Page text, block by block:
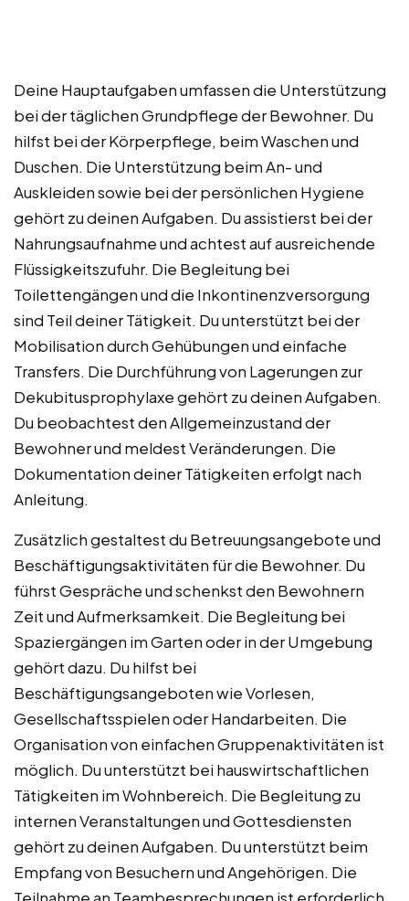
Deine Hauptaufgaben umfassen die Unterstützung
bei der täglichen Grundpflege der Bewohner. Du
hilfst bei der Körperpflege, beim Waschen und
Duschen. Die Unterstützung beim An- und
Auskleiden sowie bei der persönlichen Hygiene
gehört zu deinen Aufgaben. Du assistierst bei der
Nahrungsaufnahme und achtest auf ausreichende
Flüssigkeitszufuhr. Die Begleitung bei
Toilettengängen und die Inkontinenzversorgung
sind Teil deiner Tätigkeit. Du unterstützt bei der
Mobilisation durch Gehübungen und einfache
Transfers. Die Durchführung von Lagerungen zur
Dekubitusprophylaxe gehört zu deinen Aufgaben.
Du beobachtest den Allgemeinzustand der
Bewohner und meldest Veränderungen. Die
Dokumentation deiner Tätigkeiten erfolgt nach
Anleitung.
Zusätzlich gestaltest du Betreuungsangebote und
Beschäftigungsaktivitäten für die Bewohner. Du
führst Gespräche und schenkst den Bewohnern
Zeit und Aufmerksamkeit. Die Begleitung bei
Spaziergängen im Garten oder in der Umgebung
gehört dazu. Du hilfst bei
Beschäftigungsangeboten wie Vorlesen,
Gesellschaftsspielen oder Handarbeiten. Die
Organisation von einfachen Gruppenaktivitäten ist
möglich. Du unterstützt bei hauswirtschaftlichen
Tätigkeiten im Wohnbereich. Die Begleitung zu
internen Veranstaltungen und Gottesdiensten
gehört zu deinen Aufgaben. Du unterstützt beim
Empfang von Besuchern und Angehörigen. Die